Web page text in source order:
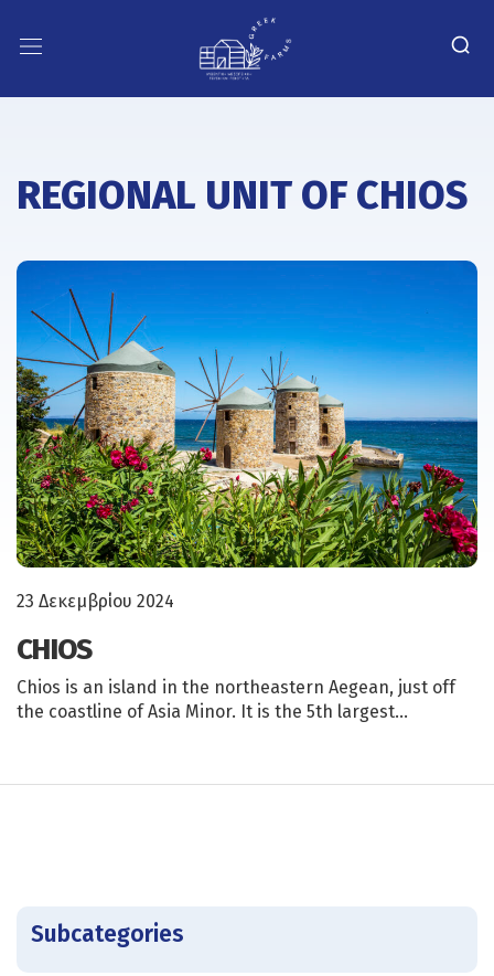
REGIONAL UNIT OF CHIOS
23 Δεκεμβρίου 2024
CHIOS
Chios is an island in the northeastern Aegean, just off
the coastline of Asia Minor. It is the 5th largest…
Subcategories